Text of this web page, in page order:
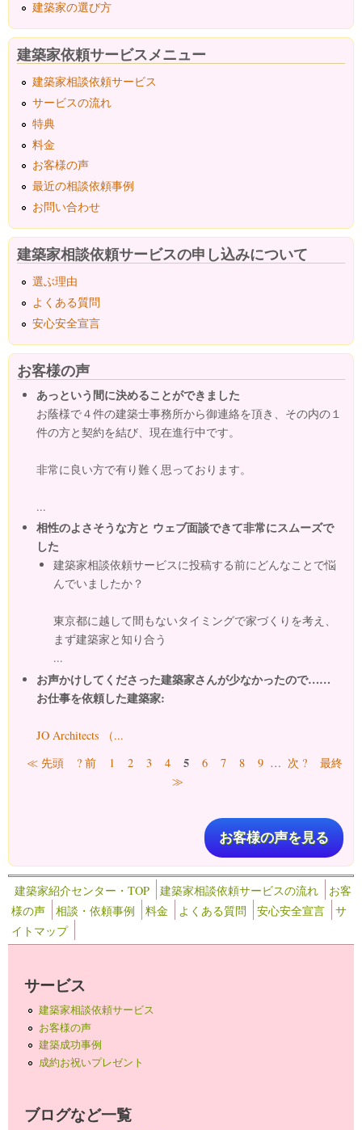
建築家の選び方
建築家依頼サービスメニュー
建築家相談依頼サービス
サービスの流れ
特典
料金
お客様の声
最近の相談依頼事例
お問い合わせ
建築家相談依頼サービスの申し込みについて
選ぶ理由
よくある質問
安心安全宣言
お客様の声
あっという間に決めることができました
お蔭様で４件の建築士事務所から御連絡を頂き、その内の１
件の方と契約を結び、現在進行中です。
非常に良い方で有り難く思っております。
...
相性のよさそうな方と ウェブ面談できて非常にスムーズで
した
建築家相談依頼サービスに投稿する前にどんなことで悩
んでいましたか？
東京都に越して間もないタイミングで家づくりを考え、
まず建築家と知り合う
...
お声かけしてくださった建築家さんが少なかったので……
お仕事を依頼した建築家:
JO Architects （...
ページ
≪ 先頭 ? 前 1 2 3 4 5 6 7 8 9 … 次 ?
最終
≫
お客様の声を見る
建築家紹介センター・TOP 建築家相談依頼サービスの流れ
お客
様の声
相談・依頼事例 料金 よくある質問 安心安全宣言
サ
イトマップ
サービス
建築家相談依頼サービス
お客様の声
建築成功事例
成約お祝いプレゼント
ブログなど一覧